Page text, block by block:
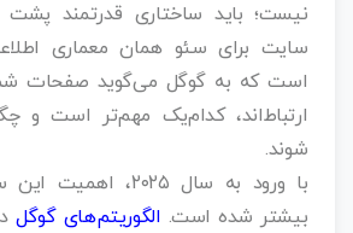
نیست؛ باید ساختاری قدرتمند پشت
سایت برای سئو همان معماری
است که به گوگل می‌گوید صفحات
ارتباط‌اند، کدام‌یک مهم‌تر است و
شوند.
با ورود به سال ۲۰۲۵،
بیشتر شده است. الگوریتم‌های گوگل